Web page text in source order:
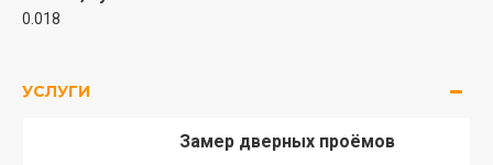
0.018
УСЛУГИ
Замер дверных проёмов